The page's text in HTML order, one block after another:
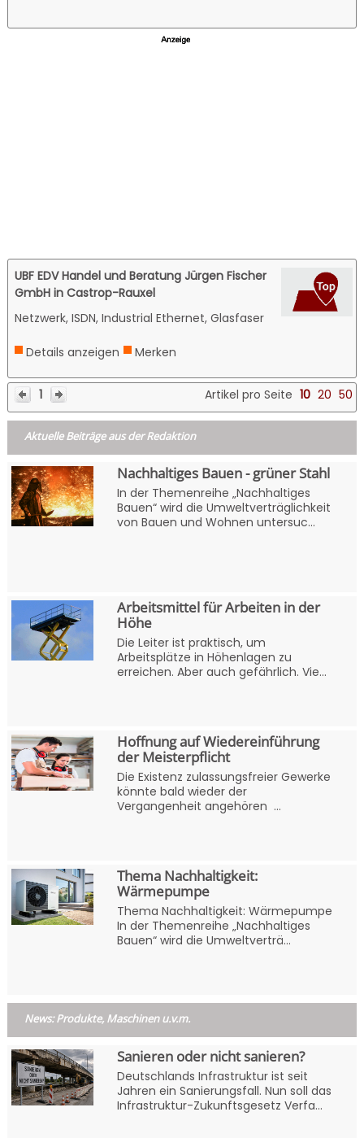
UBF EDV Handel und Beratung Jürgen Fischer
GmbH in Castrop-Rauxel
Netzwerk, ISDN, Industrial Ethernet, Glasfaser
Details anzeigen Merken
1 Artikel pro Seite 10 20 50
Aktuelle Beiträge aus der Redaktion
Nachhaltiges Bauen - grüner Stahl
In der Themenreihe „Nachhaltiges
Bauen“ wird die Umweltverträglichkeit
von Bauen und Wohnen untersuc...
Arbeitsmittel für Arbeiten in der
Höhe
Die Leiter ist praktisch, um
Arbeitsplätze in Höhenlagen zu
erreichen. Aber auch gefährlich. Vie...
Hoffnung auf Wiedereinführung
der Meisterpflicht
Die Existenz zulassungsfreier Gewerke
könnte bald wieder der
Vergangenheit angehören ...
Thema Nachhaltigkeit:
Wärmepumpe
Thema Nachhaltigkeit: Wärmepumpe
In der Themenreihe „Nachhaltiges
Bauen“ wird die Umweltverträ...
News: Produkte, Maschinen u.v.m.
Sanieren oder nicht sanieren?
Deutschlands Infrastruktur ist seit
Jahren ein Sanierungsfall. Nun soll das
Infrastruktur-Zukunftsgesetz Verfa...